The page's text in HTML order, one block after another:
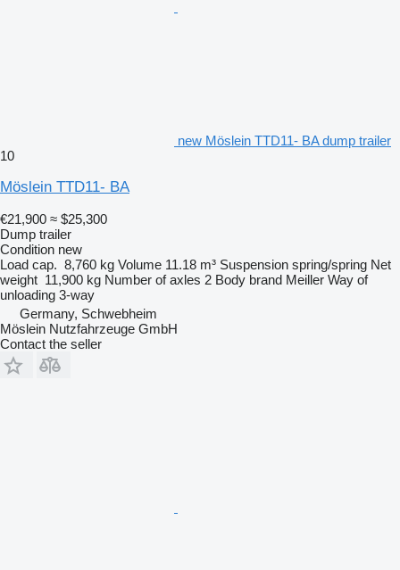
new Möslein TTD11- BA dump trailer
10
Möslein TTD11- BA
€21,900 ≈ $25,300
Dump trailer
Condition new
Load cap. 8,760 kg Volume 11.18 m³ Suspension spring/spring Net
weight 11,900 kg Number of axles 2 Body brand Meiller Way of
unloading 3-way
Germany, Schwebheim
Möslein Nutzfahrzeuge GmbH
Contact the seller